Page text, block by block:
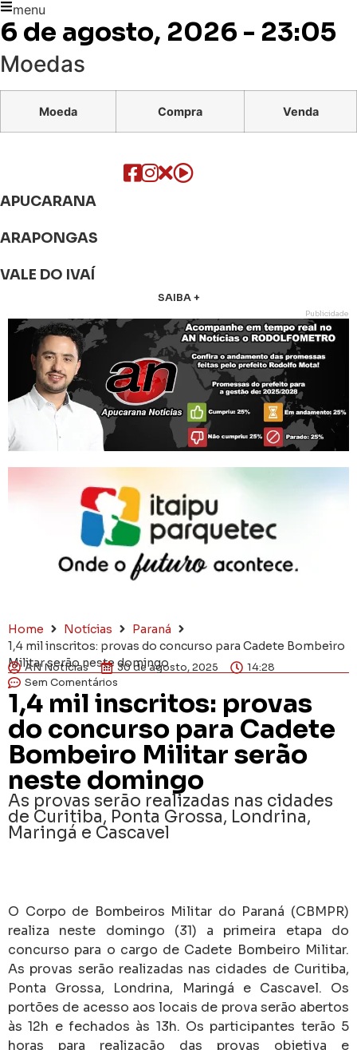
menu
6 de agosto, 2026 - 23:05
Moedas
Moeda Compra Venda
APUCARANA
ARAPONGAS
VALE DO IVAÍ
SAIBA +
Publicidade
Home Notícias
Paraná
1,4 mil inscritos: provas do concurso para Cadete Bombeiro
Militar serão neste domingo
AN Notícias 30 de agosto, 2025
14:28
Sem Comentários
1,4 mil inscritos: provas
do concurso para Cadete
Bombeiro Militar serão
neste domingo
As provas serão realizadas nas cidades
de Curitiba, Ponta Grossa, Londrina,
Maringá e Cascavel
O Corpo de Bombeiros Militar do Paraná (CBMPR)
realiza neste domingo (31) a primeira etapa do
concurso para o cargo de Cadete Bombeiro Militar.
As provas serão realizadas nas cidades de Curitiba,
Ponta Grossa, Londrina, Maringá e Cascavel. Os
portões de acesso aos locais de prova serão abertos
às 12h e fechados às 13h. Os participantes terão 5
horas para realização das provas objetiva e